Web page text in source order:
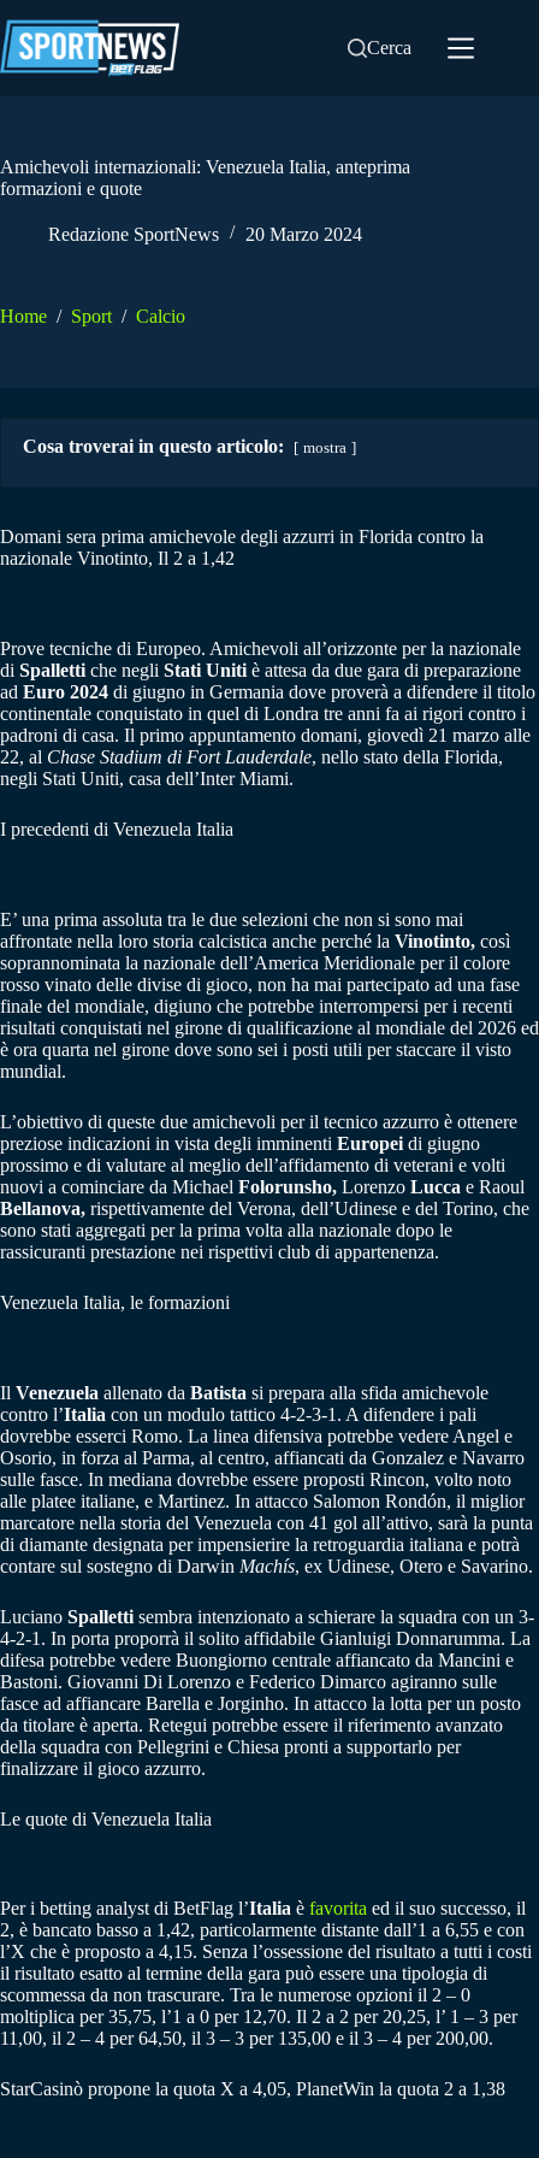
al
contenuto
Cerca
Amichevoli internazionali: Venezuela Italia, anteprima
formazioni e quote
Redazione SportNews 20 Marzo 2024
Home / Sport / Calcio
Cosa troverai in questo articolo: mostra
Domani sera prima amichevole degli azzurri in Florida contro la
nazionale Vinotinto, Il 2 a 1,42
Prove tecniche di Europeo. Amichevoli all’orizzonte per la nazionale
di Spalletti che negli Stati Uniti è attesa da due gara di preparazione
ad Euro 2024 di giugno in Germania dove proverà a difendere il titolo
continentale conquistato in quel di Londra tre anni fa ai rigori contro i
padroni di casa. Il primo appuntamento domani, giovedì 21 marzo alle
22, al Chase Stadium di Fort Lauderdale, nello stato della Florida,
negli Stati Uniti, casa dell’Inter Miami.
I precedenti di Venezuela Italia
E’ una prima assoluta tra le due selezioni che non si sono mai
affrontate nella loro storia calcistica anche perché la Vinotinto, così
soprannominata la nazionale dell’America Meridionale per il colore
rosso vinato delle divise di gioco, non ha mai partecipato ad una fase
finale del mondiale, digiuno che potrebbe interrompersi per i recenti
risultati conquistati nel girone di qualificazione al mondiale del 2026 ed
è ora quarta nel girone dove sono sei i posti utili per staccare il visto
mundial.
L’obiettivo di queste due amichevoli per il tecnico azzurro è ottenere
preziose indicazioni in vista degli imminenti Europei di giugno
prossimo e di valutare al meglio dell’affidamento di veterani e volti
nuovi a cominciare da Michael Folorunsho, Lorenzo Lucca e Raoul
Bellanova, rispettivamente del Verona, dell’Udinese e del Torino, che
sono stati aggregati per la prima volta alla nazionale dopo le
rassicuranti prestazione nei rispettivi club di appartenenza.
Venezuela Italia, le formazioni
Il Venezuela allenato da Batista si prepara alla sfida amichevole
contro l’Italia con un modulo tattico 4-2-3-1. A difendere i pali
dovrebbe esserci Romo. La linea difensiva potrebbe vedere Angel e
Osorio, in forza al Parma, al centro, affiancati da Gonzalez e Navarro
sulle fasce. In mediana dovrebbe essere proposti Rincon, volto noto
alle platee italiane, e Martinez. In attacco Salomon Rondón, il miglior
marcatore nella storia del Venezuela con 41 gol all’attivo, sarà la punta
di diamante designata per impensierire la retroguardia italiana e potrà
contare sul sostegno di Darwin Machís, ex Udinese, Otero e Savarino.
Luciano Spalletti sembra intenzionato a schierare la squadra con un 3-
4-2-1. In porta proporrà il solito affidabile Gianluigi Donnarumma. La
difesa potrebbe vedere Buongiorno centrale affiancato da Mancini e
Bastoni. Giovanni Di Lorenzo e Federico Dimarco agiranno sulle
fasce ad affiancare Barella e Jorginho. In attacco la lotta per un posto
da titolare è aperta. Retegui potrebbe essere il riferimento avanzato
della squadra con Pellegrini e Chiesa pronti a supportarlo per
finalizzare il gioco azzurro.
Le quote di Venezuela Italia
Per i betting analyst di BetFlag l’Italia è favorita ed il suo successo, il
2, è bancato basso a 1,42, particolarmente distante dall’1 a 6,55 e con
l’X che è proposto a 4,15. Senza l’ossessione del risultato a tutti i costi
il risultato esatto al termine della gara può essere una tipologia di
scommessa da non trascurare. Tra le numerose opzioni il 2 – 0
moltiplica per 35,75, l’1 a 0 per 12,70. Il 2 a 2 per 20,25, l’ 1 – 3 per
11,00, il 2 – 4 per 64,50, il 3 – 3 per 135,00 e il 3 – 4 per 200,00.
StarCasinò propone la quota X a 4,05, PlanetWin la quota 2 a 1,38